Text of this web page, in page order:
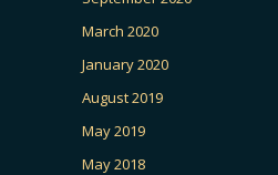
March 2020
January 2020
August 2019
May 2019
May 2018